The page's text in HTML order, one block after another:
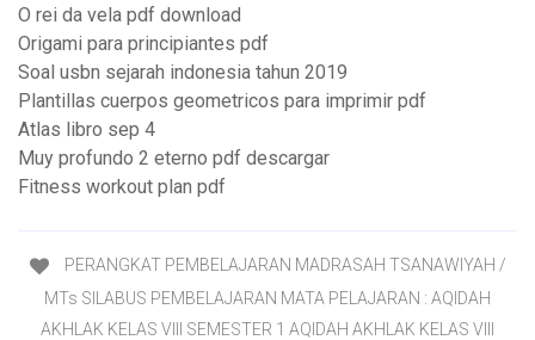
O rei da vela pdf download
Origami para principiantes pdf
Soal usbn sejarah indonesia tahun 2019
Plantillas cuerpos geometricos para imprimir pdf
Atlas libro sep 4
Muy profundo 2 eterno pdf descargar
Fitness workout plan pdf
PERANGKAT PEMBELAJARAN MADRASAH TSANAWIYAH /
MTs SILABUS PEMBELAJARAN MATA PELAJARAN : AQIDAH
AKHLAK KELAS VIII SEMESTER 1 AQIDAH AKHLAK KELAS VIII